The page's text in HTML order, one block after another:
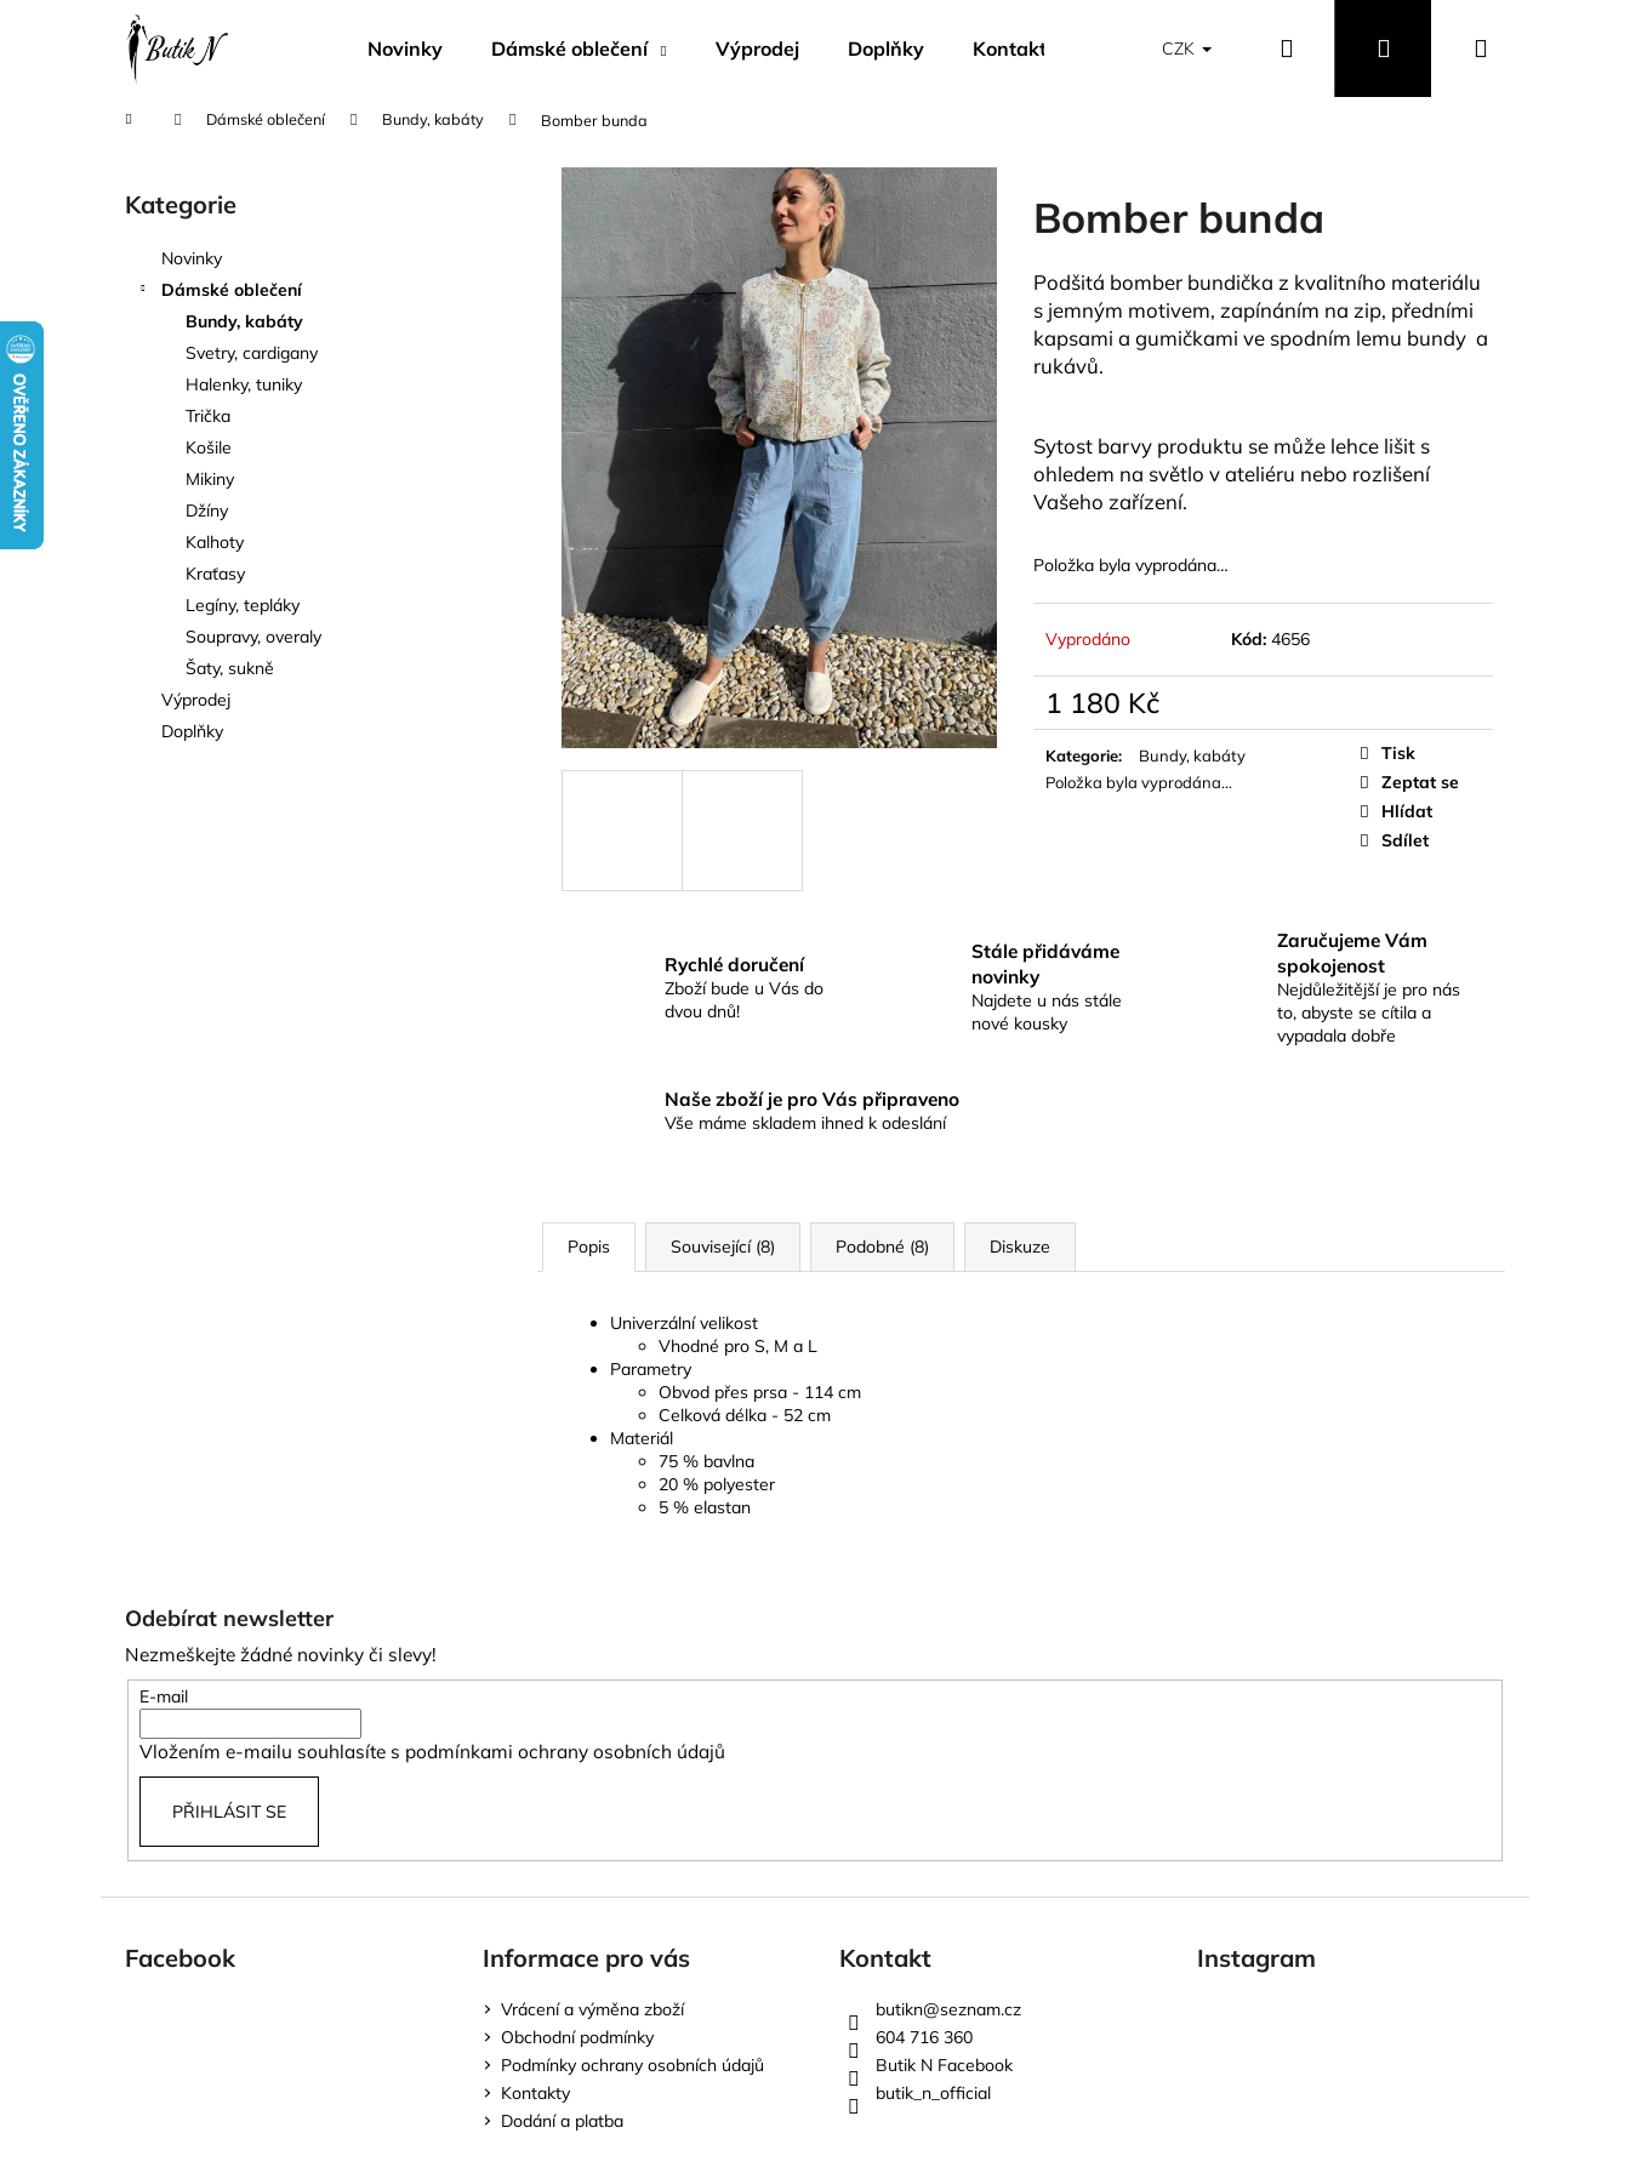
Novinky Dámské oblečení Výprodej Doplňky Kontakty Obchodní podmínky Vrácení a výměna zboží
CZK Hledat PřihlášeníNákupní
Domů Dámské oblečení Bundy, kabáty Bomber bunda
Přeskočit
kategorie
Kategorie
Novinky
Dámské oblečení
Bundy, kabáty
Svetry, cardigany
Halenky, tuniky
Trička
Košile
Mikiny
Džíny
Kalhoty
Kraťasy
Legíny, tepláky
Soupravy, overaly
Šaty, sukně
Výprodej
Doplňky
Bomber bunda
Podšitá bomber bundička z kvalitního materiálu
s jemným motivem, zapínáním na zip, předními
kapsami a gumičkami ve spodním lemu bundy a
rukávů.
Sytost barvy produktu se může lehce lišit s
ohledem na světlo v ateliéru nebo rozlišení
Vašeho zařízení.
Položka byla vyprodána…
Vyprodáno Kód: 4656
1 180 Kč
Měrná
cena:
Kategorie:
Bundy, kabáty
Položka byla vyprodána…
Tisk
Zeptat se
Hlídat
Sdílet
Rychlé doručení
Zboží bude u Vás do
dvou dnů!
Stále přidáváme
novinky
Najdete u nás stále
nové kousky
Zaručujeme Vám
spokojenost
Nejdůležitější je pro nás
to, abyste se cítila a
vypadala dobře
Naše zboží je pro Vás připraveno
Vše máme skladem ihned k odeslání
Popis Související (8) Podobné (8) Diskuze
Univerzální velikost
Vhodné pro S, M a L
Parametry
Obvod přes prsa - 114 cm
Celková délka - 52 cm
Materiál
75 % bavlna
20 % polyester
5 % elastan
Co potřebujete najít?
HLEDAT
Doporučujeme
Odebírat newsletter
Nezmeškejte žádné novinky či slevy!
E-mail
Vložením e-mailu souhlasíte s podmínkami ochrany osobních údajů
PŘIHLÁSIT SE
Facebook Informace pro vás
Vrácení a výměna zboží
Obchodní podmínky
Podmínky ochrany osobních údajů
Kontakty
Dodání a platba
Kontakt
butikn@seznam.cz
604 716 360
Butik N Facebook
butik_n_official
Instagram